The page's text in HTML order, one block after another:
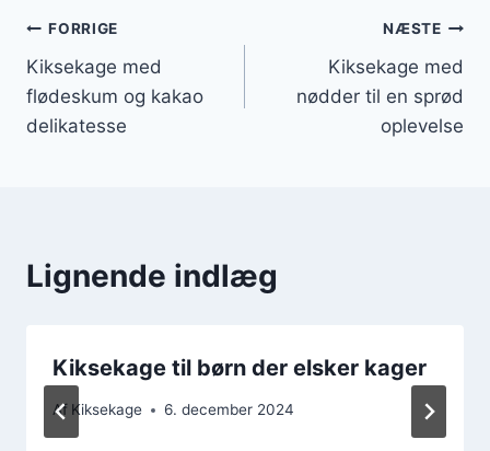
Indlægsnavigation
FORRIGE
Kiksekage med
flødeskum og kakao
delikatesse
NÆSTE
Kiksekage med
nødder til en sprød
oplevelse
Lignende indlæg
Kiksekage til børn der elsker kager
Af Kiksekage 6. december 2024